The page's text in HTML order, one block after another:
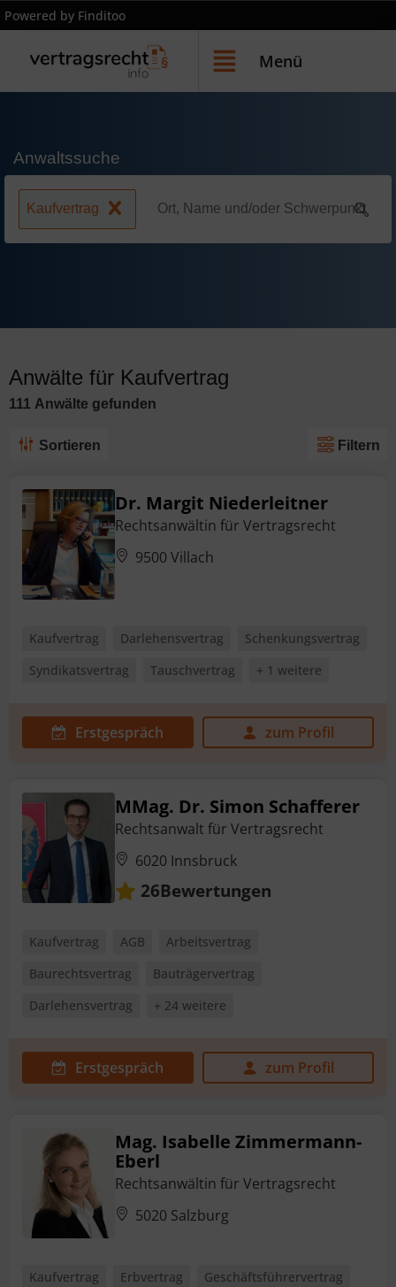
Powered by Finditoo
Menü
Anwaltssuche
Kaufvertrag
Anwälte für Kaufvertrag
111 Anwälte gefunden
Sortieren Filtern
Dr. Margit Niederleitner
Rechtsanwältin für Vertragsrecht
9500 Villach
Kaufvertrag Darlehensvertrag
Schenkungsvertrag
Syndikatsvertrag
Tauschvertrag + 1 weitere
Erstgespräch zum Profil
MMag. Dr. Simon Schafferer
Rechtsanwalt für Vertragsrecht
6020 Innsbruck
26Bewertungen
Kaufvertrag AGB
Arbeitsvertrag
Baurechtsvertrag
Bauträgervertrag
Darlehensvertrag
+ 24 weitere
Erstgespräch zum Profil
Mag. Isabelle Zimmermann-
Eberl
Rechtsanwältin für Vertragsrecht
5020 Salzburg
Kaufvertrag Erbvertrag
Geschäftsführervertrag